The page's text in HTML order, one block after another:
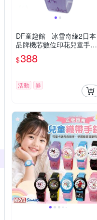
DF童趣館 - 冰雪奇緣2日本
品牌機芯數位印花兒童手錶-
共3色
$388
活動 券